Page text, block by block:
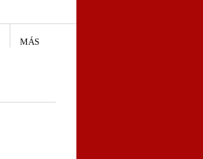
MÁS